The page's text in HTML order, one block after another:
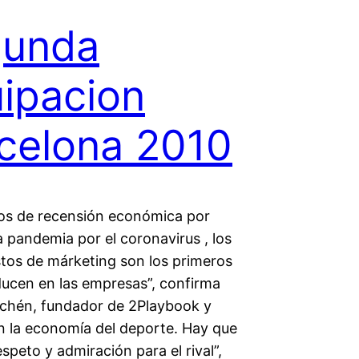
2010
de recensión económica por
pandemia por el coronavirus , los
de márketing son los primeros
en las empresas”, confirma
fundador de 2Playbook y
la economía del deporte. Hay que
y admiración para el rival”,